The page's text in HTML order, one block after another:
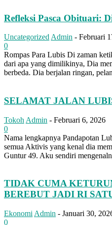
Refleksi Pasca Obituari:
Uncategorized Admin - Februari
0
Rompas Para Lubis Di zaman
dari apa yang dimilikinya, Dia
berbeda. Dia berjalan ringan,
SELAMAT JALAN
Tokoh Admin - Februari 6, 2026
0
Nama lengkapnya Pandapotan
semua Aktivis yang kenal dia
Guntur 49. Aku sendiri
TIDAK CUMA
BEREBUT JADI RI
Ekonomi Admin - Januari 30,
0